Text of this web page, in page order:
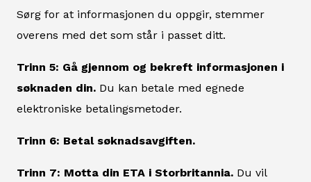
Sørg for at informasjonen du oppgir, stemmer
overens med det som står i passet ditt.
Trinn 5: Gå gjennom og bekreft informasjonen i
søknaden din. Du kan betale med egnede
elektroniske betalingsmetoder.
Trinn 6: Betal søknadsavgiften.
Trinn 7: Motta din ETA i Storbritannia. Du vil